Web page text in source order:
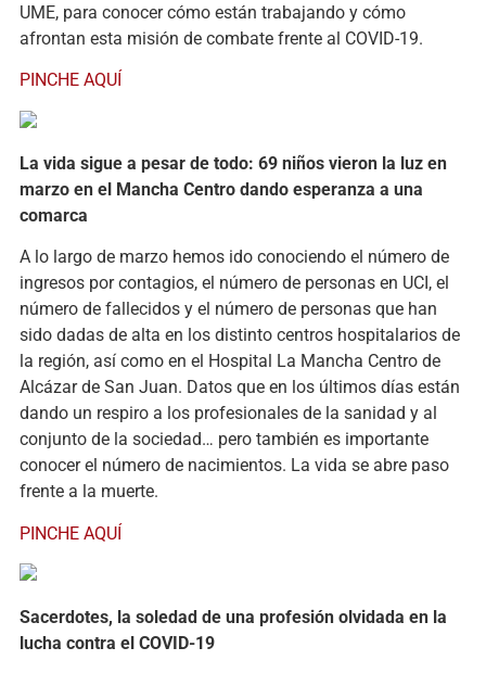
UME, para conocer cómo están trabajando y cómo
afrontan esta misión de combate frente al COVID-19.
PINCHE AQUÍ
La vida sigue a pesar de todo: 69 niños vieron la luz en
marzo en el Mancha Centro dando esperanza a una
comarca
A lo largo de marzo hemos ido conociendo el número de
ingresos por contagios, el número de personas en UCI, el
número de fallecidos y el número de personas que han
sido dadas de alta en los distinto centros hospitalarios de
la región, así como en el Hospital La Mancha Centro de
Alcázar de San Juan. Datos que en los últimos días están
dando un respiro a los profesionales de la sanidad y al
conjunto de la sociedad… pero también es importante
conocer el número de nacimientos. La vida se abre paso
frente a la muerte.
PINCHE AQUÍ
Sacerdotes, la soledad de una profesión olvidada en la
lucha contra el COVID-19